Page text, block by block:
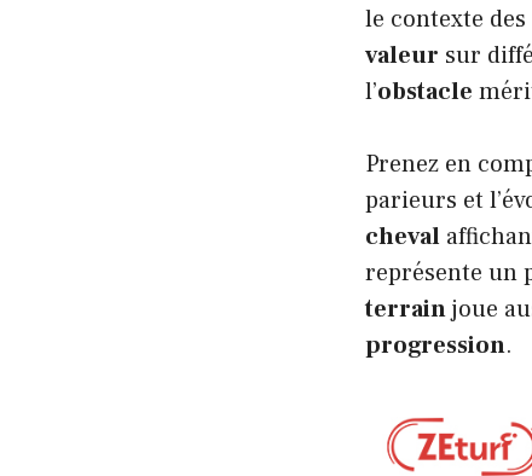
le contexte
valeur sur
l’obstacle
Prenez en
parieurs et
cheval
représente un
terrainjoue
progression.